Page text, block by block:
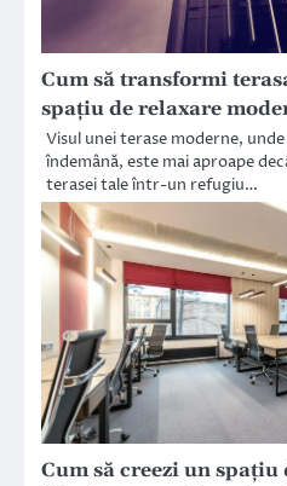
Cum să transformi
spațiu de relaxare
Visul unei terase moderne,
îndemână, este mai aproape
terasei tale într-un refugiu…
Cum să creezi un